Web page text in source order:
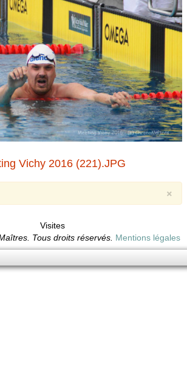
Vichy 2016 (221).JPG
×
Visites
Tous droits réservés. Mentions légales